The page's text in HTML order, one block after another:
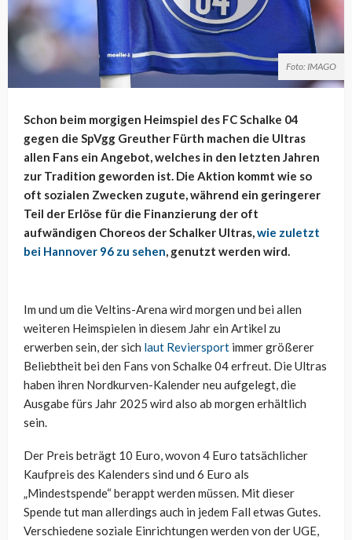
Foto: IMAGO
Schon beim morgigen Heimspiel des FC Schalke 04
gegen die SpVgg Greuther Fürth machen die Ultras
allen Fans ein Angebot, welches in den letzten Jahren
zur Tradition geworden ist. Die Aktion kommt wie so
oft sozialen Zwecken zugute, während ein geringerer
Teil der Erlöse für die Finanzierung der oft
aufwändigen Choreos der Schalker Ultras,wie zuletzt
bei Hannover 96 zu sehen, genutzt werden wird.
Im und um die Veltins-Arena wird morgen und bei allen
weiteren Heimspielen in diesem Jahr ein Artikel zu
erwerben sein, der sich laut Reviersport immer größerer
Beliebtheit bei den Fans von Schalke 04 erfreut. Die Ultras
haben ihren Nordkurven-Kalender neu aufgelegt, die
Ausgabe fürs Jahr 2025 wird also ab morgen erhältlich
sein.
Der Preis beträgt 10 Euro, wovon 4 Euro tatsächlicher
Kaufpreis des Kalenders sind und 6 Euro als
„Mindestspende“ berappt werden müssen. Mit dieser
Spende tut man allerdings auch in jedem Fall etwas Gutes.
Verschiedene soziale Einrichtungen werden von der UGE,